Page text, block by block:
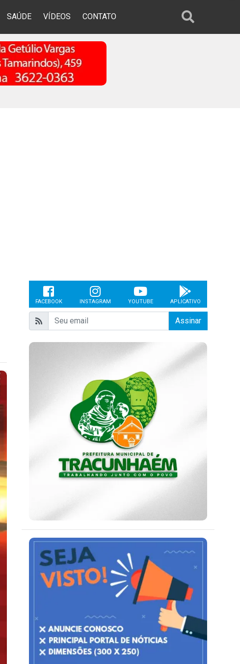
SAÚDE VÍDEOS CONTATO
FACEBOOK INSTAGRAM YOUTUBE APLICATIVO
Assinar